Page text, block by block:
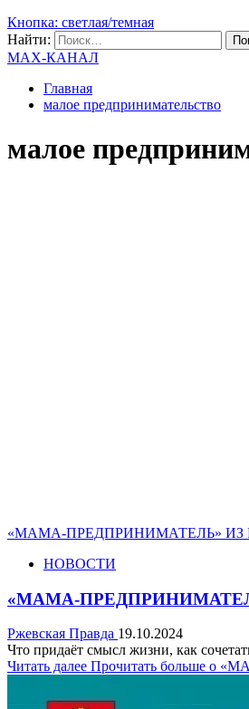
Кнопка: светлая/темная
Найти:
MAX-КАНАЛ
Главная
малое предпринимательство
малое
«МАМА-ПРЕДПРИНИМАТЕЛЬ» ИЗ
НОВОСТИ
«МАМА-
Ржевская Правда 19.10.2024
Что придаёт смысл жизни, как
Читать далее Прочитать больше о